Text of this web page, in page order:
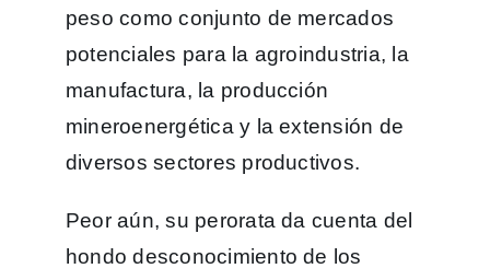
peso como conjunto de mercados
potenciales para la agroindustria, la
manufactura, la producción
mineroenergética y la extensión de
diversos sectores productivos.
Peor aún, su perorata da cuenta del
hondo desconocimiento de los